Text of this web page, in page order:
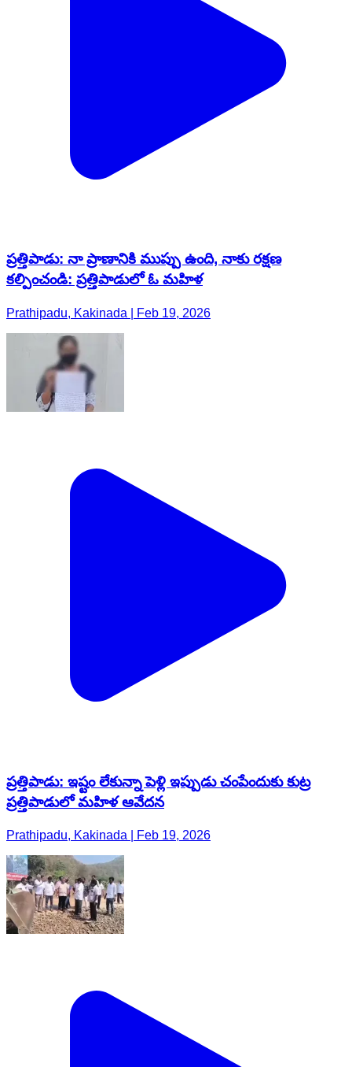
ప్రత్తిపాడు: నా ప్రాణానికి ముప్పు ఉంది, నాకు రక్షణ
కల్పించండి: ప్రత్తిపాడులో ఓ మహిళ
Prathipadu, Kakinada | Feb 19, 2026
ప్రత్తిపాడు: ఇష్టం లేకున్నా పెళ్లి ఇప్పుడు చంపేందుకు కుట్ర
ప్రత్తిపాడులో మహిళ ఆవేదన
Prathipadu, Kakinada | Feb 19, 2026